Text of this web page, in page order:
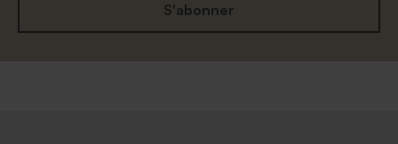
S'abonner